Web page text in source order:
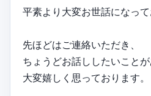
平素より大変お世話になって
先ほどはご連絡いただき、
ちょうどお話ししたいことが
大変嬉しく思っております。